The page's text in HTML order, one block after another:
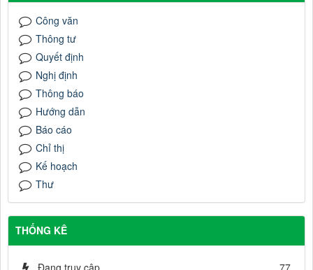
Công văn
Thông tư
Quyết định
Nghị định
Thông báo
Hướng dẫn
Báo cáo
Chỉ thị
Kế hoạch
Thư
THỐNG KÊ